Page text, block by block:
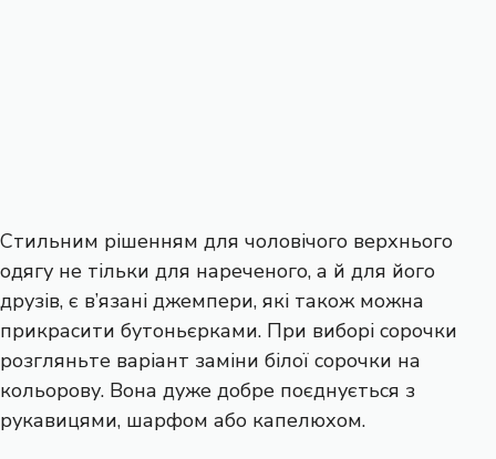
Стильним рішенням для чоловічого верхнього
одягу не тільки для нареченого, а й для його
друзів, є в’язані джемпери, які також можна
прикрасити бутоньєрками. При виборі сорочки
розгляньте варіант заміни білої сорочки на
кольорову. Вона дуже добре поєднується з
рукавицями, шарфом або капелюхом.